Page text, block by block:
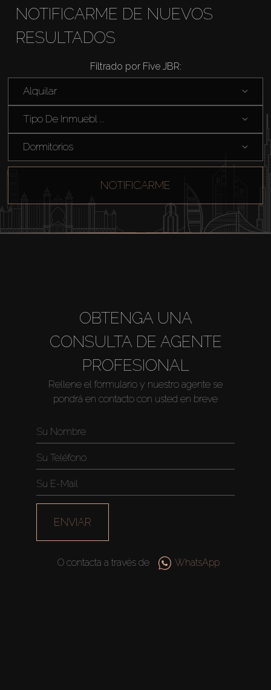
Comprar
Alquilar
Agentes
NOTIFICARME DE NUEVOS
RESULTADOS
Filtrado por Five JBR:
Alquilar
Tipo De Inmuebl ...
Dormitorios
NOTIFICARME
OBTENGA UNA
CONSULTA DE AGENTE
PROFESIONAL
Rellene el formulario y nuestro agente se
pondrá en contacto con usted en breve
ENVIAR
O contacta a través de WhatsApp